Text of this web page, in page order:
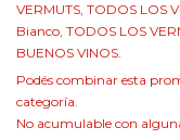
VERMUTS, TODOS LOS
Bianco, TODOS LOS
BUENOS VINOS.
Podés combinar esta
categoría.
No acumulable con